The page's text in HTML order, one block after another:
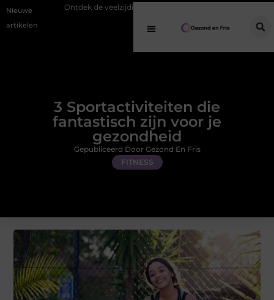
Nieuwe
artikelen
de veelzijdigheid van eucalyptusolie in een geurverspreider
3 Sportactiviteiten die
fantastisch zijn voor je
gezondheid
FITNESS
Gepubliceerd Door Gezond En Fris